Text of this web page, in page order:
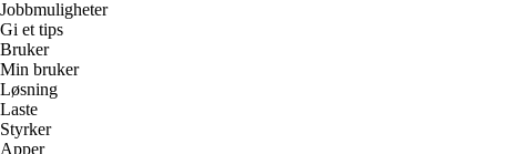
Jobbmuligheter
Gi et tips
Bruker
Min bruker
Løsning
Laste
Styrker
Apper